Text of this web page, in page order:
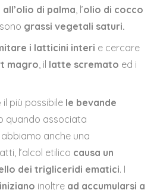
di palma, l’olio di cocco
grassi vegetali saturi.
i latticini interi e cercare
magro, il latte scremato ed i
il più possibile le bevande
quando associata
abbiamo anche una
l’alcol etilico causa un
dei trigliceridi ematici. I
iniziano inoltre ad accumularsi a